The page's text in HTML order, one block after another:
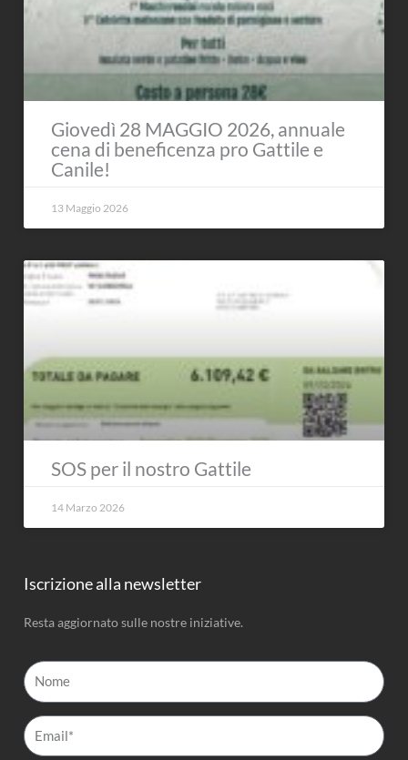
Giovedì 28 MAGGIO 2026, annuale
cena di beneficenza pro Gattile e
Canile!
13 Maggio 2026
SOS per il nostro Gattile
14 Marzo 2026
Iscrizione alla newsletter
Resta aggiornato sulle nostre iniziative.
Nome
Email*